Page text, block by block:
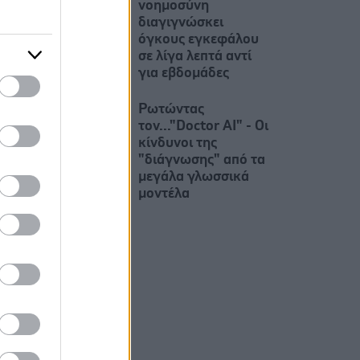
νοημοσύνη
διαγιγνώσκει
όγκους εγκεφάλου
σε λίγα λεπτά αντί
για εβδομάδες
Ρωτώντας
τον..."Doctor AI" - Οι
κίνδυνοι της
"διάγνωσης" από τα
μεγάλα γλωσσικά
μοντέλα